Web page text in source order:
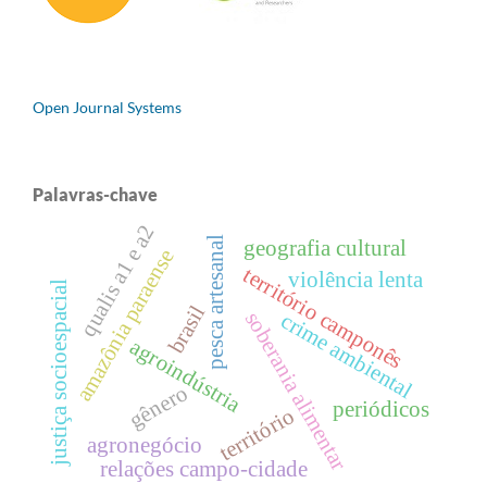
Open Journal Systems
Palavras-chave
território camponês
violência lenta
agroindústriasoberania alimentar
amazônia paraense crime ambiental
território
gênero
pesca artesanal
justiça socioespacial periódicos
qualis a1 e a2
relações campo-cidade
agronegócio
brasil
geografia cultural